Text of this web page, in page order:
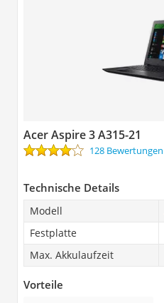
Acer Aspire 3 A315-21
128 Bewertungen
Technische Details
Modell
Festplatte
Max. Akkulaufzeit
Vorteile